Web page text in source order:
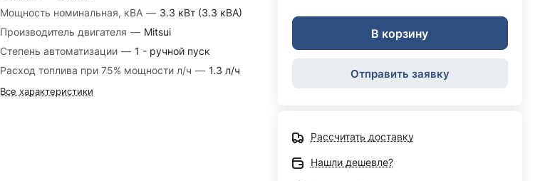
Мощность номинальная, кВА — 3.3 кВт (3.3 кВА)
Производитель двигателя — Mitsui
Степень автоматизации — 1 - ручной пуск
Расход топлива при 75% мощности л/ч — 1.3 л/ч
Все характеристики
В корзину
Отправить заявку
Рассчитать доставку
Нашли дешевле?